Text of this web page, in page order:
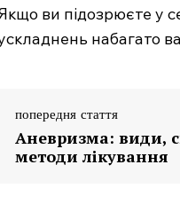
ви підозрюєте у
набагато
попередня стаття
Аневризма: види,
методи лікування